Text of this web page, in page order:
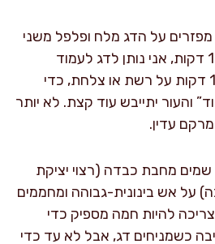
מפזרים על הדג מלח ופלפל משני
הצדדים. אם יש לי 10 דקות, אני נותן לדג לעמוד
בטמפרטורת חדר 10 דקות על רשת או צלחת, כדי
והעור יתייבש עוד קצת. לא יותר
עדין.
מחבת כבדה (רצוי יציקת
על אש בינונית-גבוהה ומחממים
צריכה להיות חמה מספיק כדי
כשמניחים דג, אבל לא עד כדי